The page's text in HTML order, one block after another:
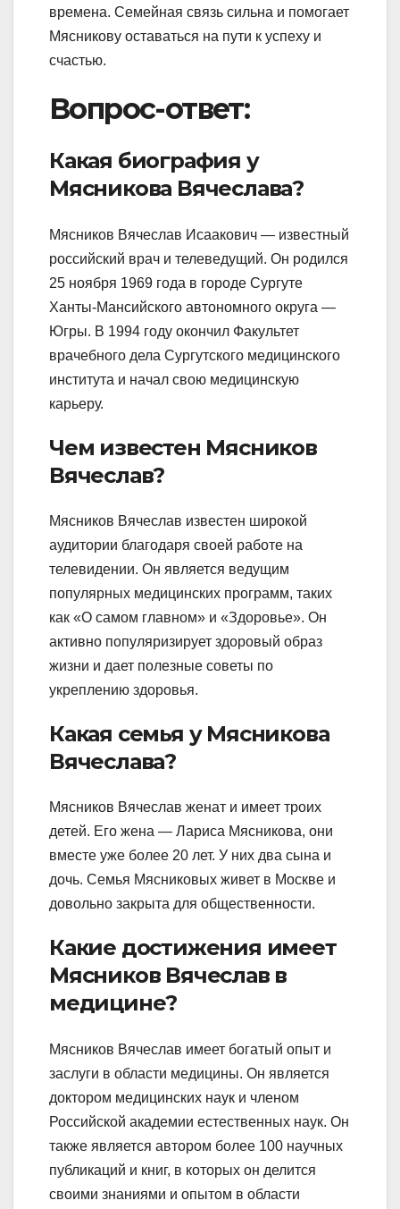
времена. Семейная связь сильна и помогает
Мясникову оставаться на пути к успеху и
счастью.
Вопрос-ответ:
Какая биография у
Мясникова Вячеслава?
Мясников Вячеслав Исаакович — известный
российский врач и телеведущий. Он родился
25 ноября 1969 года в городе Сургуте
Ханты-Мансийского автономного округа —
Югры. В 1994 году окончил Факультет
врачебного дела Сургутского медицинского
института и начал свою медицинскую
карьеру.
Чем известен Мясников
Вячеслав?
Мясников Вячеслав известен широкой
аудитории благодаря своей работе на
телевидении. Он является ведущим
популярных медицинских программ, таких
как «О самом главном» и «Здоровье». Он
активно популяризирует здоровый образ
жизни и дает полезные советы по
укреплению здоровья.
Какая семья у Мясникова
Вячеслава?
Мясников Вячеслав женат и имеет троих
детей. Его жена — Лариса Мясникова, они
вместе уже более 20 лет. У них два сына и
дочь. Семья Мясниковых живет в Москве и
довольно закрыта для общественности.
Какие достижения имеет
Мясников Вячеслав в
медицине?
Мясников Вячеслав имеет богатый опыт и
заслуги в области медицины. Он является
доктором медицинских наук и членом
Российской академии естественных наук. Он
также является автором более 100 научных
публикаций и книг, в которых он делится
своими знаниями и опытом в области